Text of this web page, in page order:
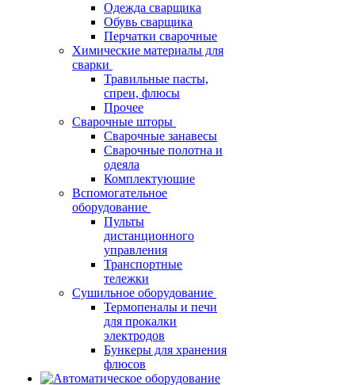
Одежда сварщика
Обувь сварщика
Перчатки сварочные
Химические материалы для
сварки
Травильные пасты,
спреи, флюсы
Прочее
Сварочные шторы
Сварочные занавесы
Сварочные полотна и
одеяла
Комплектующие
Вспомогательное
оборудование
Пульты
дистанционного
управления
Транспортные
тележки
Сушильное оборудование
Термопеналы и печи
для прокалки
электродов
Бункеры для хранения
флюсов